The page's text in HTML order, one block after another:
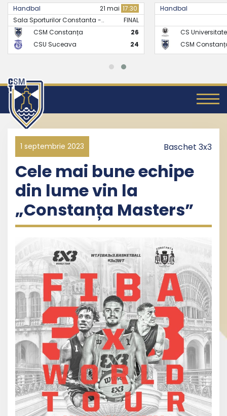
Handbal 21 mai 17:30
Sala Sporturilor Constanta -..
FINAL
CSM Constanța
26
CSU Suceava
24
Handbal
CS
CSM
1 septembrie 2023 Baschet 3x3
Cele mai bune echipe
din lume vin la
„Constanța Masters”